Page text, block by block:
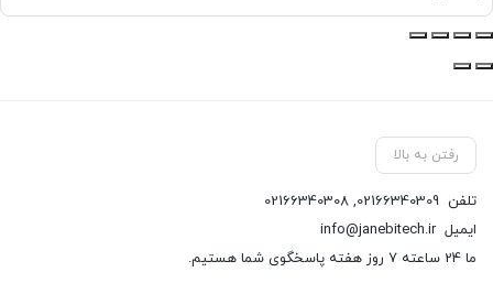
رفتن به بالا
تلفن 02166340309
,
02166340308
ایمیلinfo@janebitech.ir
ما 24 ساعته 7 روز هفته پاسخگوی شما هستیم.